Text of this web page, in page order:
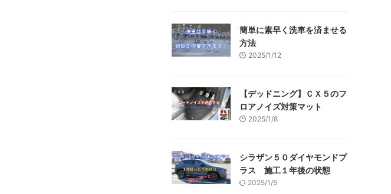
簡単に素早く洗車を済ませる
方法
2025/1/12
【デッドニング】ＣＸ５のフ
ロアノイズ対策マット
2025/1/8
シラザン５０ダイヤモンドプ
ラス 施工１年後の状態
2025/1/5